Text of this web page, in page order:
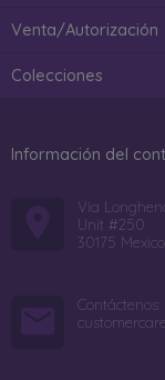
Venta/Autorización
Colecciones
Información del
Via
Unit #250
30175
Contáctenos: